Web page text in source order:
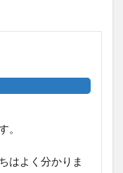
。
はよく分かりま